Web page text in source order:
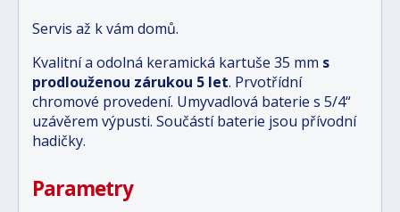
Servis až k vám domů.
Kvalitní a odolná keramická kartuše 35 mm s
prodlouženou zárukou 5 let. Prvotřídní
chromové provedení. Umyvadlová baterie s 5/4“
uzávěrem výpusti. Součástí baterie jsou přívodní
hadičky.
Parametry